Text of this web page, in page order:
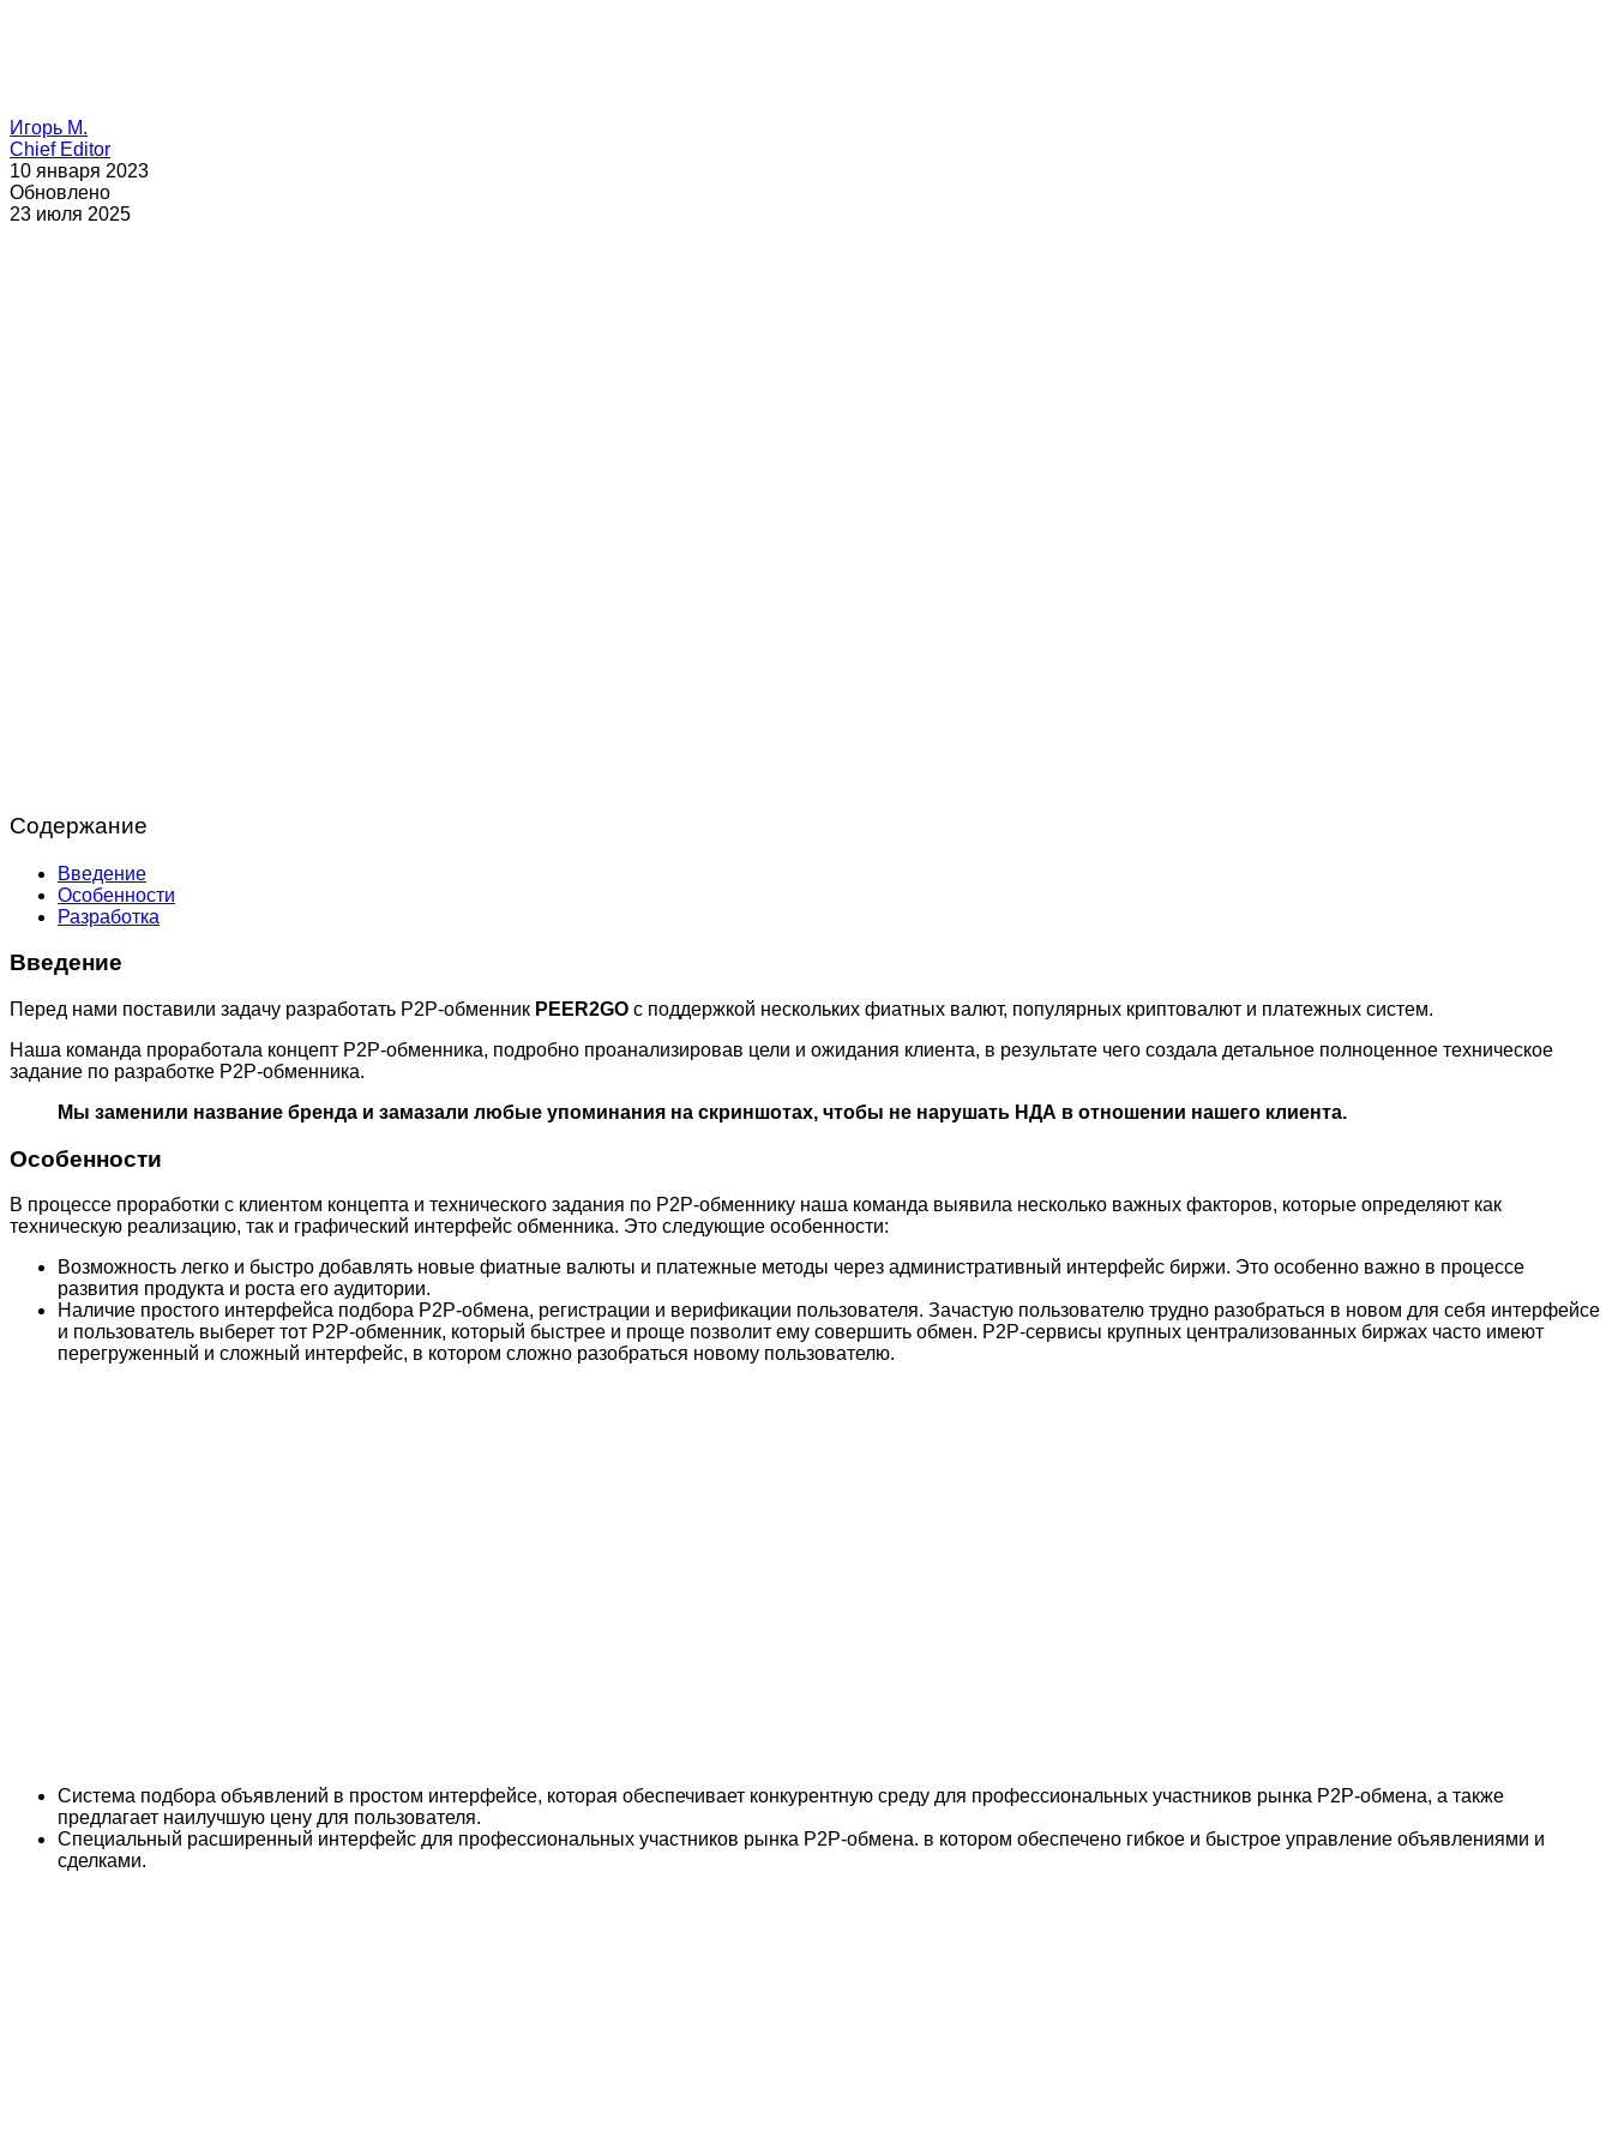
Игорь М.
Chief Editor
10 января 2023
Обновлено
23 июля 2025
Содержание
Введение
Особенности
Разработка
Введение
Перед нами поставили задачу разработать P2P-обменник PEER2GO с поддержкой нескольких фиатных валют, популярных криптовалют и платежных систем.
Наша команда проработала концепт P2P-обменника, подробно проанализировав цели и ожидания клиента, в результате чего создала детальное полноценное техническое
задание по разработке P2P-обменника.
Мы заменили название бренда и замазали любые упоминания на скриншотах, чтобы не нарушать НДА в отношении нашего клиента.
Особенности
В процессе проработки с клиентом концепта и технического задания по P2P-обменнику наша команда выявила несколько важных факторов, которые определяют как
техническую реализацию, так и графический интерфейс обменника. Это следующие особенности:
Возможность легко и быстро добавлять новые фиатные валюты и платежные методы через административный интерфейс биржи. Это особенно важно в процессе
развития продукта и роста его аудитории.
Наличие простого интерфейса подбора P2P-обмена, регистрации и верификации пользователя. Зачастую пользователю трудно разобраться в новом для себя интерфейсе
и пользователь выберет тот P2P-обменник, который быстрее и проще позволит ему совершить обмен. P2P-сервисы крупных централизованных биржах часто имеют
перегруженный и сложный интерфейс, в котором сложно разобраться новому пользователю.
Система подбора объявлений в простом интерфейсе, которая обеспечивает конкурентную среду для профессиональных участников рынка P2P-обмена, а также
предлагает наилучшую цену для пользователя.
Специальный расширенный интерфейс для профессиональных участников рынка P2P-обмена. в котором обеспечено гибкое и быстрое управление объявлениями и
сделками.